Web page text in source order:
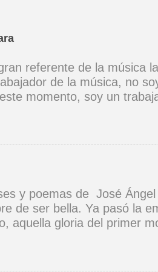
referente de la música
de la música, no
momento, soy un
canto porque la
Cuántos como tu
de cuna para un
tendría que ser un son,
corazón a corazón.
y poemas de José
de ser bella. Ya pasó la
aquella gloria del primer
instante de